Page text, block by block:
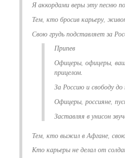
Я аккордами веры эту песню
Тем, кто бросив карьеру,
Свою грудь подставляет за
Припев
Офицеры, офицеры,
прицелом.
За Россию и свободу до
Офицеры, россияне,
Заставляя в унисон
Тем, кто выжил в Афгане, свою
Кто карьеры не делал от